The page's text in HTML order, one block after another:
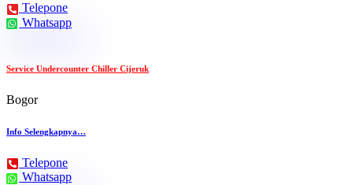
Telepone
Whatsapp
Service Undercounter Chiller Cijeruk
Bogor
Info Selengkapnya…
Telepone
Whatsapp